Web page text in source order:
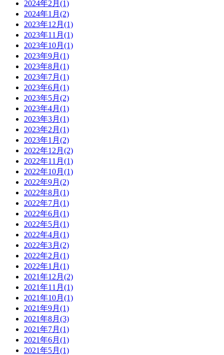
2024年2月(1)
2024年1月(2)
2023年12月(1)
2023年11月(1)
2023年10月(1)
2023年9月(1)
2023年8月(1)
2023年7月(1)
2023年6月(1)
2023年5月(2)
2023年4月(1)
2023年3月(1)
2023年2月(1)
2023年1月(2)
2022年12月(2)
2022年11月(1)
2022年10月(1)
2022年9月(2)
2022年8月(1)
2022年7月(1)
2022年6月(1)
2022年5月(1)
2022年4月(1)
2022年3月(2)
2022年2月(1)
2022年1月(1)
2021年12月(2)
2021年11月(1)
2021年10月(1)
2021年9月(1)
2021年8月(3)
2021年7月(1)
2021年6月(1)
2021年5月(1)